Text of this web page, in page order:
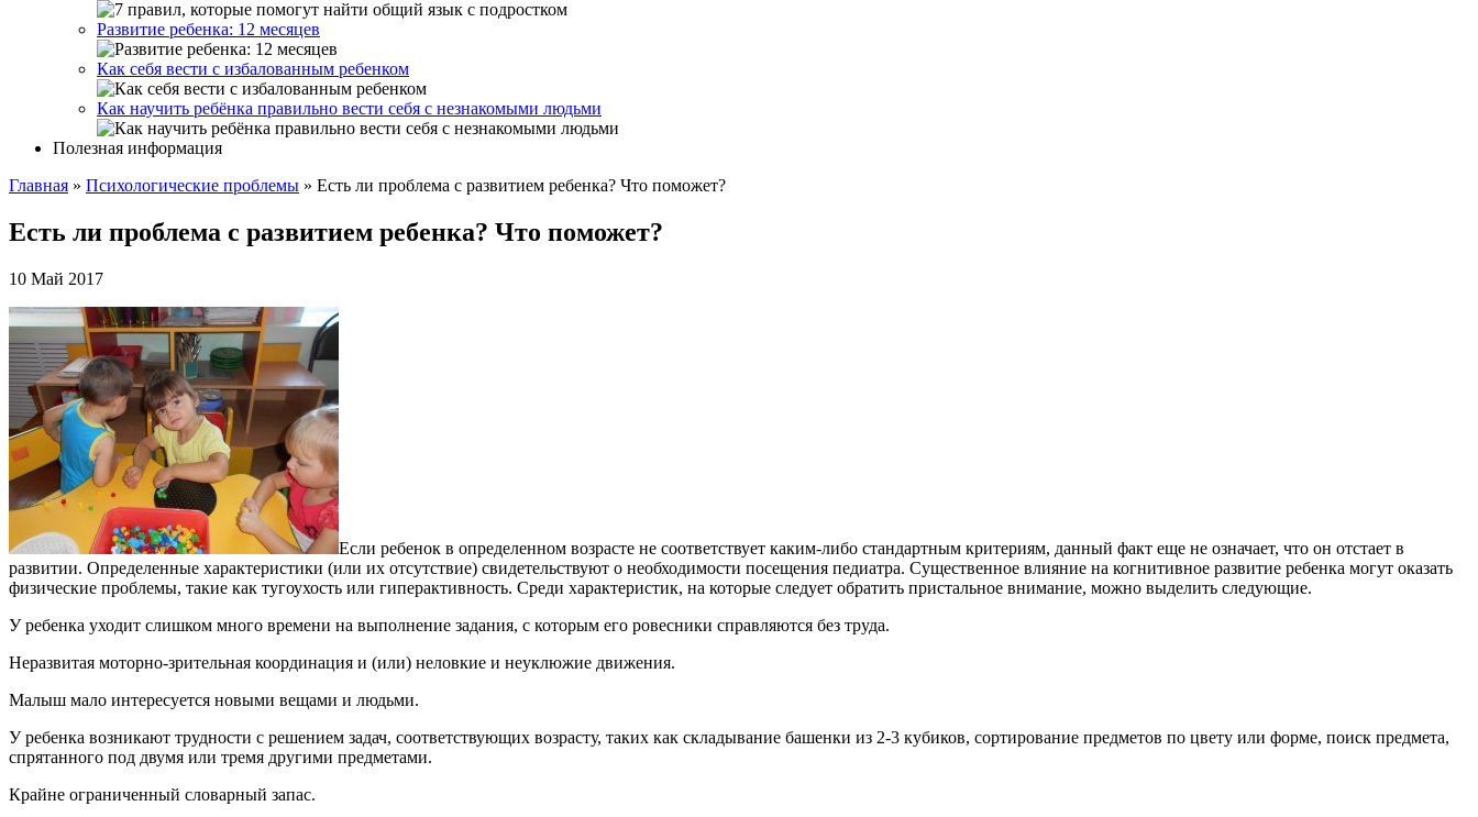
Развитие ребенка: 12 месяцев
Как себя вести с избалованным ребенком
Как научить ребёнка правильно вести себя с незнакомыми людьми
Полезная информация
Главная » Психологические проблемы » Есть ли проблема с развитием ребенка? Что поможет?
Есть ли проблема с развитием ребенка? Что поможет?
10 Май 2017
Если ребенок в определенном возрасте не соответствует каким-либо стандартным критериям, данный факт еще не означает, что он отстает в
развитии. Определенные характеристики (или их отсутствие) свидетельствуют о необходимости посещения педиатра. Существенное влияние на когнитивное развитие ребенка могут оказать
физические проблемы, такие как тугоухость или гиперактивность. Среди характеристик, на которые следует обратить пристальное внимание, можно выделить следующие.
У ребенка уходит слишком много времени на выполнение задания, с которым его ровесники справляются без труда.
Неразвитая моторно-зрительная координация и (или) неловкие и неуклюжие движения.
Малыш мало интересуется новыми вещами и людьми.
У ребенка возникают трудности с решением задач, соответствующих возрасту, таких как складывание башенки из 2-3 кубиков, сортирование предметов по цвету или форме, поиск предмета,
спрятанного под двумя или тремя другими предметами.
Крайне ограниченный словарный запас.